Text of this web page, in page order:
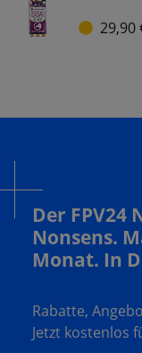
29,90
Der FPV24
Nonsens.
Monat. In
Rabatte,
Jetzt kostenlos